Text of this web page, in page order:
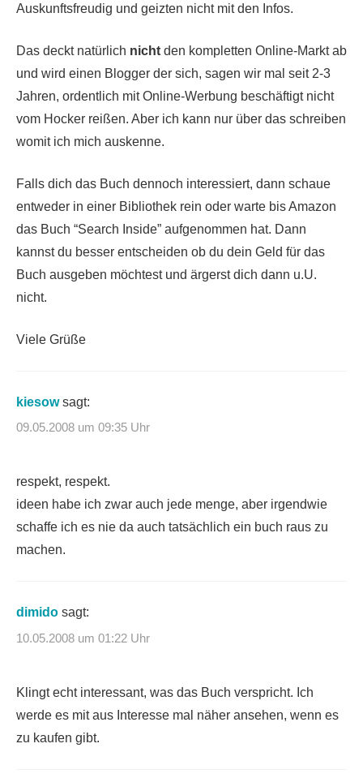
Auskunftsfreudig und geizten nicht mit den Infos.
Das deckt natürlich nicht den kompletten Online-Markt ab
und wird einen Blogger der sich, sagen wir mal seit 2-3
Jahren, ordentlich mit Online-Werbung beschäftigt nicht
vom Hocker reißen. Aber ich kann nur über das schreiben
womit ich mich auskenne.
Falls dich das Buch dennoch interessiert, dann schaue
entweder in einer Bibliothek rein oder warte bis Amazon
das Buch “Search Inside” aufgenommen hat. Dann
kannst du besser entscheiden ob du dein Geld für das
Buch ausgeben möchtest und ärgerst dich dann u.U.
nicht.
Viele Grüße
kiesow sagt:
09.05.2008 um 09:35 Uhr
respekt, respekt.
ideen habe ich zwar auch jede menge, aber irgendwie
schaffe ich es nie da auch tatsächlich ein buch raus zu
machen.
dimido sagt:
10.05.2008 um 01:22 Uhr
Klingt echt interessant, was das Buch verspricht. Ich
werde es mit aus Interesse mal näher ansehen, wenn es
zu kaufen gibt.